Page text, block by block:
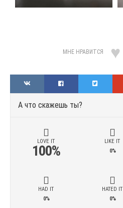
МНЕ НРАВИТСЯ
А что скажешь ты?
LOVE IT
100%
LIKE IT
0%
HAD IT
0%
HATED IT
0%